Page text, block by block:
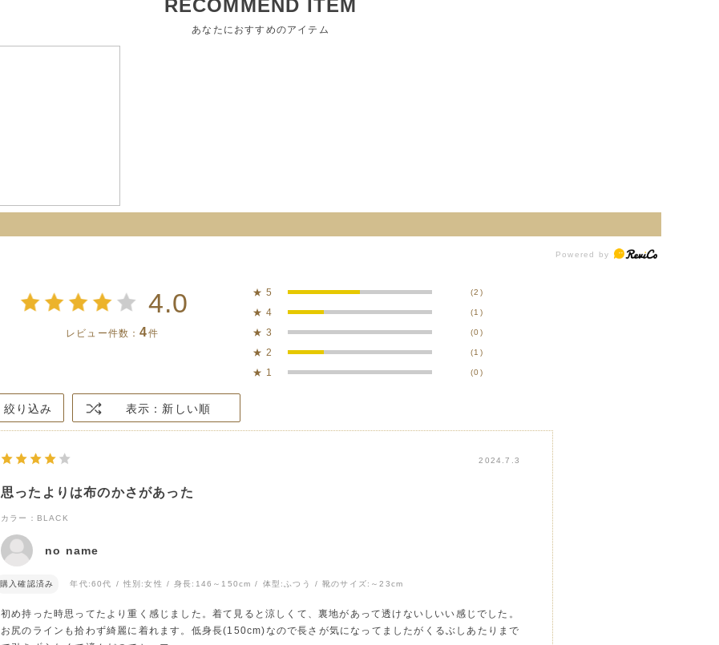
RECOMMEND ITEM
あなたにおすすめのアイテム
4.0
レビュー件数：4件
★ 5 (2)
★ 4 (1)
★ 3 (0)
★ 2 (1)
★ 1 (0)
絞り込み 表示：新しい順
2024.7.3
思ったよりは布のかさがあった
カラー：BLACK
no name
購入確認済み 年代:60代 性別:女性 身長: 146～150cm 体型: ふつう 靴のサイズ: ～23cm
初め持った時思ってたより重く感じました。着て見ると涼しくて、裏地があって透けないしいい感じでした。
お尻のラインも拾わず綺麗に着れます。低身長(150cm)なので長さが気になってましたがくるぶしあたりまで